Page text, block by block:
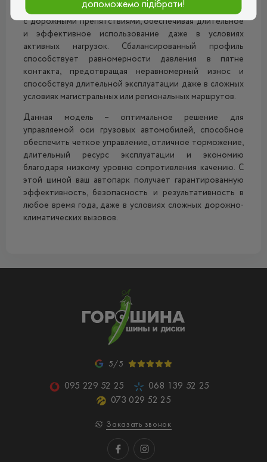
повреждениям — от попадания в рытвины до контактов
с дорожными препятствиями, обеспечивая длительное
и эффективное использование даже в условиях
активных нагрузок. Сбалансированный профиль
способствует равномерности давления в пятне
контакта, предотвращая неравномерный износ и
способствуя длительной эксплуатации даже в сложных
условиях магистральных или региональных маршрутов.
Данная модель – оптимальное решение для
управляемой оси грузовых автомобилей, способное
обеспечить четкое управление, отличное торможение,
длительный ресурс эксплуатации и экономию
благодаря низкому уровню сопротивления качению. С
этой шиной ваш автопарк получает гарантированную
эффективность, безопасность и результативность в
любое время года, даже в условиях сложных дорожно-
климатических вызовов.
5/5
095 229 52 25
068 139 52 25
073 029 52 25
Заказать звонок
допоможемо підібрати!